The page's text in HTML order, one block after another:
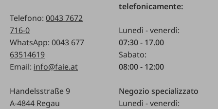
Telefono: 0043 7672
716-0
WhatsApp: 0043 677
63514619
Email: info@faie.at
Handelsstraße 9
A-4844 Regau
telefonicamente:
Lunedì - venerdì:
07:30 - 17.00
Sabato:
08:00 - 12:00
Negozio specializzato
Lunedì - venerdì: